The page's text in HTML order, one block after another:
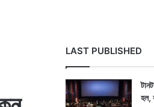
LAST PUBLISHED
হল,